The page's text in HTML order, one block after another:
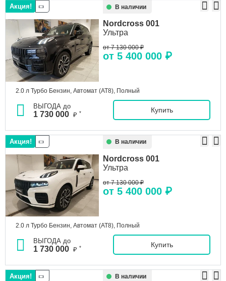
Акция! В наличии
Nordcross 001
Ультра
от 7 130 000 ₽
от 5 400 000 ₽
2.0 л Турбо Бензин, Автомат (AT8), Полный
ВЫГОДА до
1 730 000 ₽ * Купить
Акция! В наличии
Nordcross 001
Ультра
от 7 130 000 ₽
от 5 400 000 ₽
2.0 л Турбо Бензин, Автомат (AT8), Полный
ВЫГОДА до
1 730 000 ₽ * Купить
Акция! В наличии